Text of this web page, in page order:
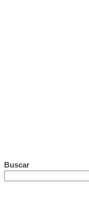
Buscar